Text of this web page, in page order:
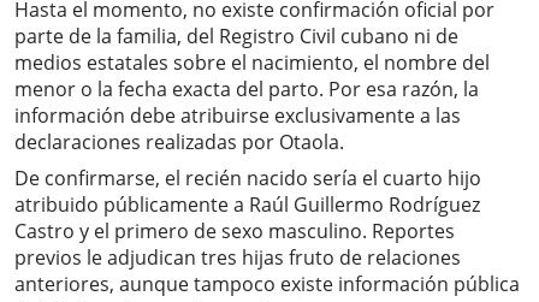
Hasta el momento, no existe confirmación oficial por
parte de la familia, del Registro Civil cubano ni de
medios estatales sobre el nacimiento, el nombre del
menor o la fecha exacta del parto. Por esa razón, la
información debe atribuirse exclusivamente a las
declaraciones realizadas por Otaola.
De confirmarse, el recién nacido sería el cuarto hijo
atribuido públicamente a Raúl Guillermo Rodríguez
Castro y el primero de sexo masculino. Reportes
previos le adjudican tres hijas fruto de relaciones
anteriores, aunque tampoco existe información pública